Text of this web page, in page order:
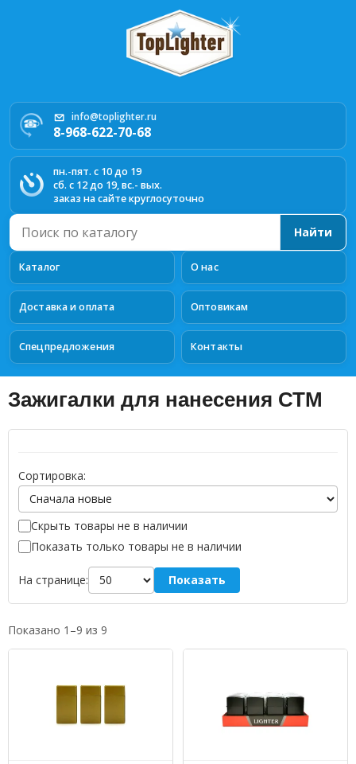
info@toplighter.ru
8-968-622-70-68
пн.-пят. с 10 до 19
сб. с 12 до 19, вс.- вых.
заказ на сайте круглосуточно
Каталог О нас
Доставка и оплата Оптовикам
Спецпредложения Контакты
Поиск
по
каталогу
Найти
Зажигалки для нанесения СТМ
Сортировка:
Скрыть товары не в наличии
Показать только товары не в наличии
На странице: Показать
Показано 1–9 из 9